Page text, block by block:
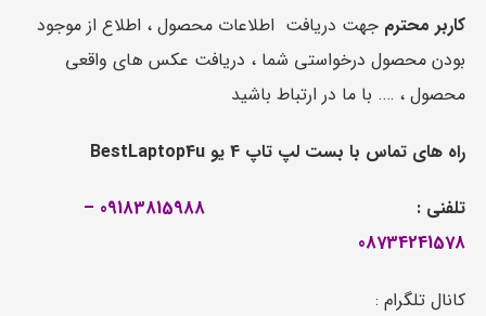
کاربر محترم جهت دریافت اطلاعات محصول ، اطلاع از موجود
بودن محصول درخواستی شما ، دریافت عکس های واقعی
محصول ، …. با ما در ارتباط باشید
راه های تماس با بست لپ تاپ 4 یو BestLaptop4u
تلفنی :
09183815988 –
08734241578
کانال تلگرام :